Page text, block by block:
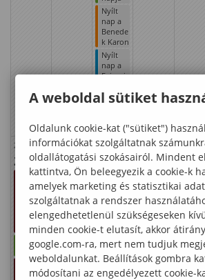
Nyílt
nap a
Benede
k Karon
Nyílt
nap a
Faipari
i és
Karon
Zelma
23
Vizsgai
dőszak
doktor
andusz
részére
Vizsgai
dőszak
Záróviz
sga
Timót
24
Vizsgai
dőszak
doktor
andusz
ok
részére
Vizsgai
dőszak
Záróviz
sga
Pál
25
Vizsgai
dőszak
doktor
andusz
ok
részére
Vizsgai
dőszak
Záróviz
sga
Vanda
26
Vizsgai
dőszak
doktora
nduszo
k
részére
Vizsgai
dőszak
Záróviz
sga
27
k
sga
A weboldal sütiket
Oldalunk cookie-kat ("sütiket")
információkat szolgáltatnak
oldallátogatási szokásairól. Mindent
kattintva, Ön beleegyezik a cookie-k
amelyek marketing és statisztikai
szolgáltatnak a rendszer
elengedhetetlenül szükségeseken
minden cookie-t elutasít, akkor
google.com-ra, mert nem tudjuk
weboldalunkat. Beállítások gombra
módosítani az engedélyezett cookie-